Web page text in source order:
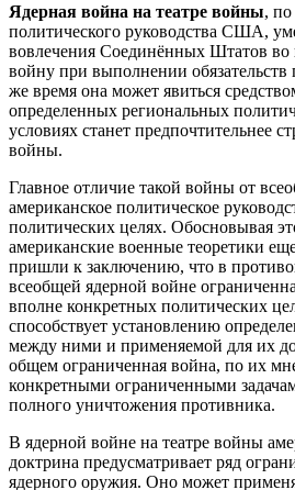
Ядерная война на театре войны, по
политического руководства США,
вовлечения Соединённых Штатов
войну при выполнении
же время она может явиться
определенных региональных
условиях станет предпочтительнее
войны.
Главное отличие такой войны от
американское политическое
политических целях. Обосновывая
американские военные теоретики
пришли к заключению, что в
всеобщей ядерной войне
вполне конкретных политических
способствует установлению
между ними и применяемой для их
общем ограниченная война, по их
конкретными ограниченными
полного уничтожения противника.
В ядерной войне на театре войны
доктрина предусматривает ряд
ядерного оружия. Оно может